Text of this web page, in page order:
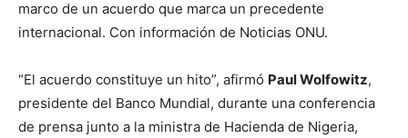
marco de un acuerdo que marca un precedente
internacional. Con información de Noticias ONU.
“El acuerdo constituye un hito”, afirmó Paul Wolfowitz,
presidente del Banco Mundial, durante una conferencia
de prensa junto a la ministra de Hacienda de Nigeria,